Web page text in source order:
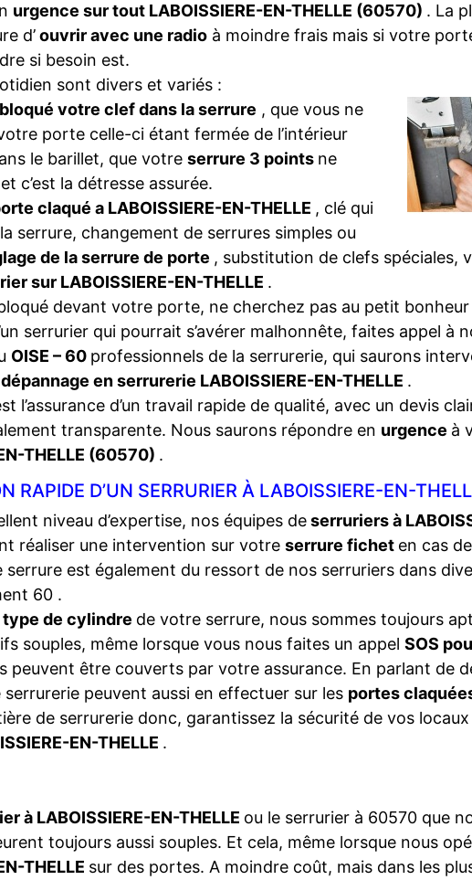
urgence sur tout LABOISSIERE-EN-THELLE (60570) . La
d’ouvrir avec une radio à moindre frais mais si votre
si besoin est.
sont divers et variés :
bloqué votre clef dans la serrure , que vous ne
porte celle-ci étant fermée de l’intérieur
le barillet, que votre serrure 3 points ne
c’est la détresse assurée.
claqué a LABOISSIERE-EN-THELLE , clé qui
serrure, changement de serrures simples ou
de la serrure de porte , substitution de clefs spéciales,
sur LABOISSIERE-EN-THELLE .
devant votre porte, ne cherchez pas au petit
serrurier qui pourrait s’avérer malhonnête, faites appel à
OISE – 60 professionnels de la serrurerie, qui saurons
dépannage en serrurerie LABOISSIERE-EN-THELLE .
l’assurance d’un travail rapide de qualité, avec un devis
transparente. Nous saurons répondre en urgence à
THELLE (60570) .
RAPIDE D’UN SERRURIER À LABOISSIERE-EN-
niveau d’expertise, nos équipes deserruriers à
réaliser une intervention sur votre serrure fichet en cas
serrure est également du ressort de nos serruriers dans
60 .
type de cylindre de votre serrure, nous sommes toujours
souples, même lorsque vous nous faites un appel SOS
peuvent être couverts par votre assurance. En parlant de
serrurerie peuvent aussi en effectuer sur les portes
de serrurerie donc, garantissez la sécurité de vos
EN-THELLE .
à LABOISSIERE-EN-THELLE ou le serrurier à 60570 que
toujours aussi souples. Et cela, même lorsque nous
THELLE sur des portes. A moindre coût, mais dans les